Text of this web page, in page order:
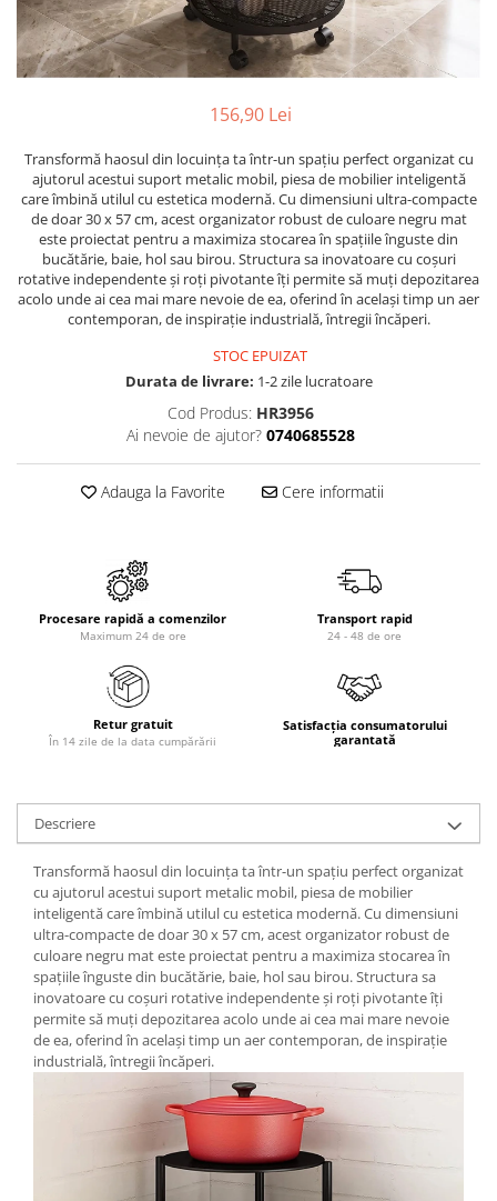
156,90 Lei
Transformă haosul din locuința ta într-un spațiu perfect organizat cu
ajutorul acestui suport metalic mobil, piesa de mobilier inteligentă
care îmbină utilul cu estetica modernă. Cu dimensiuni ultra-compacte
de doar 30 x 57 cm, acest organizator robust de culoare negru mat
este proiectat pentru a maximiza stocarea în spațiile înguste din
bucătărie, baie, hol sau birou. Structura sa inovatoare cu coșuri
rotative independente și roți pivotante îți permite să muți depozitarea
acolo unde ai cea mai mare nevoie de ea, oferind în același timp un aer
contemporan, de inspirație industrială, întregii încăperi.
STOC EPUIZAT
Durata de livrare: 1-2 zile lucratoare
Cod Produs: HR3956
Ai nevoie de ajutor? 0740685528
Adauga la Favorite Cere informatii
Procesare rapidă a comenzilor
Maximum 24 de ore
Transport rapid
24 - 48 de ore
Retur gratuit
În 14 zile de la data cumpărării
Satisfacția consumatorului
garantată
Descriere
Transformă haosul din locuința ta într-un spațiu perfect organizat
cu ajutorul acestui suport metalic mobil, piesa de mobilier
inteligentă care îmbină utilul cu estetica modernă. Cu dimensiuni
ultra-compacte de doar 30 x 57 cm, acest organizator robust de
culoare negru mat este proiectat pentru a maximiza stocarea în
spațiile înguste din bucătărie, baie, hol sau birou. Structura sa
inovatoare cu coșuri rotative independente și roți pivotante îți
permite să muți depozitarea acolo unde ai cea mai mare nevoie
de ea, oferind în același timp un aer contemporan, de inspirație
industrială, întregii încăperi.